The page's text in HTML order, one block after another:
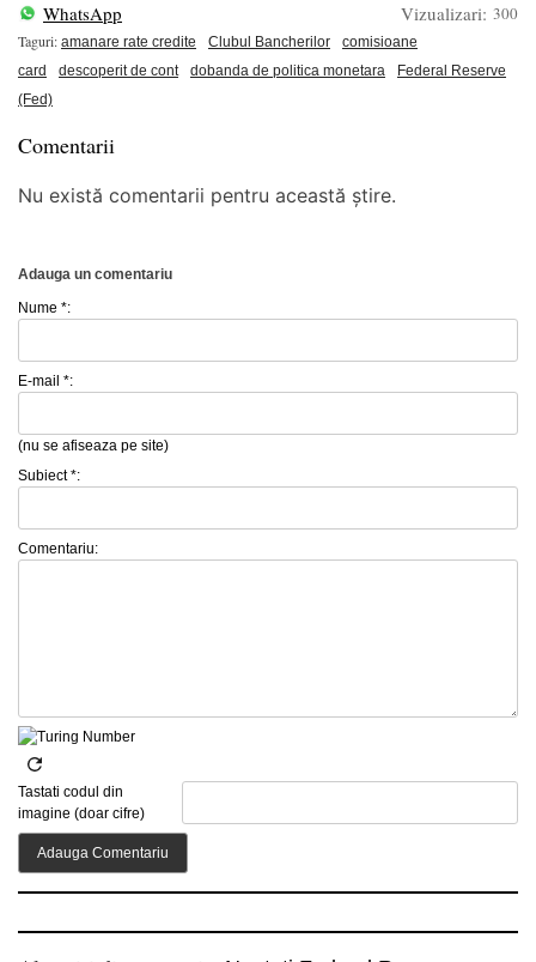
WhatsApp
Vizualizari: 300
Taguri: amanare rate credite Clubul Bancherilor
comisioane
card
descoperit de cont dobanda de politica monetara
Federal Reserve
(Fed)
Comentarii
Nu există comentarii pentru această știre.
Adauga un comentariu
Nume *:
E-mail *:
(nu se afiseaza pe site)
Subiect *:
Comentariu:
Tastati codul din
imagine (doar cifre)